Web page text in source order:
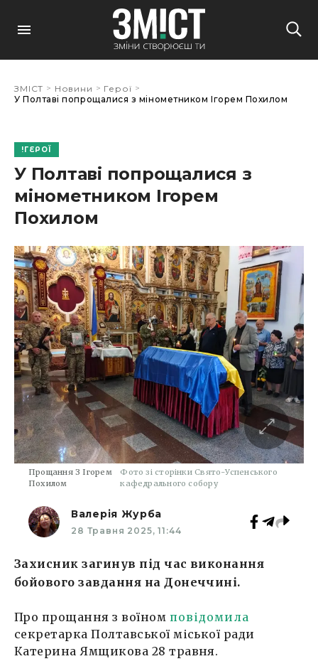
ЗМІСТ > Новини > Герої >
У Полтаві попрощалися з мінометником Ігорем Похилом
ГЕРОЇ
У Полтаві попрощалися з
мінометником Ігорем
Похилом
Прощання З Ігорем
Похилом
Фото зі сторінки Свято-Успенського
кафедрального собору
Валерія Журба
28 Травня 2025, 11:44
Захисник загинув під час виконання
бойового завдання на Донеччині.
Про прощання з воїном повідомила
секретарка Полтавської міської ради
Катерина Ямщикова 28 травня.